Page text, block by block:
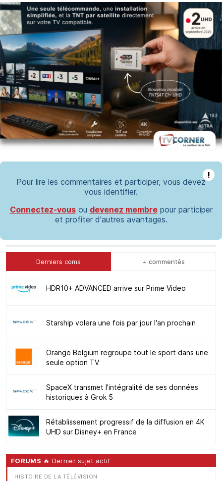
!
Pour lire les commentaires et participer, vous devez
vous identifier.
Connectez-vousou devenez membrepour participer
et profiter d'autres avantages.
Derniers coms + commentés
HDR10+ ADVANCED arrive sur Prime Video
Starship volera une fois par jour l'an prochain
Orange Belgium regroupe tout le sport dans une
seule option TV
SpaceX transmet l'intégralité de ses données
historiques à Grok 5
Rétablissement progressif de la diffusion en 4K
UHD sur Disney+ en France
FORUMS 🔥 Dernier sujet actif
HISTOIRE DE LA TÉLÉVISION